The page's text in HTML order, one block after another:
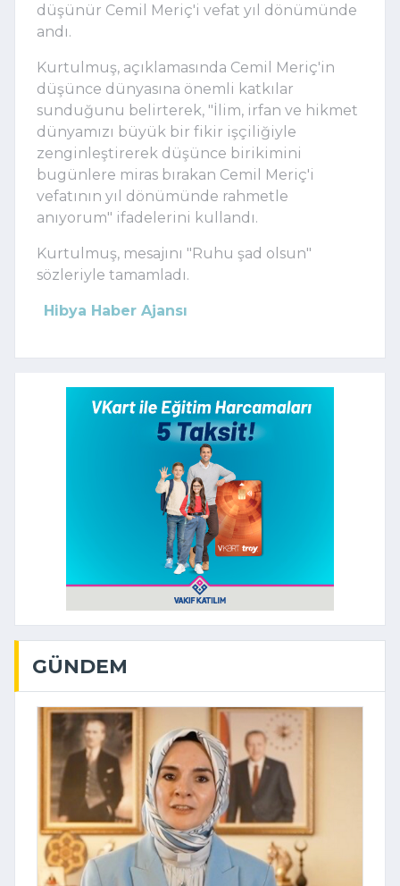
düşünür Cemil Meriç'i vefat yıl dönümünde
andı.
Kurtulmuş, açıklamasında Cemil Meriç'in
düşünce dünyasına önemli katkılar
sunduğunu belirterek, "İlim, irfan ve hikmet
dünyamızı büyük bir fikir işçiliğiyle
zenginleştirerek düşünce birikimini
bugünlere miras bırakan Cemil Meriç'i
vefatının yıl dönümünde rahmetle
anıyorum" ifadelerini kullandı.
Kurtulmuş, mesajını "Ruhu şad olsun"
sözleriyle tamamladı.
Hibya Haber Ajansı
GÜNDEM